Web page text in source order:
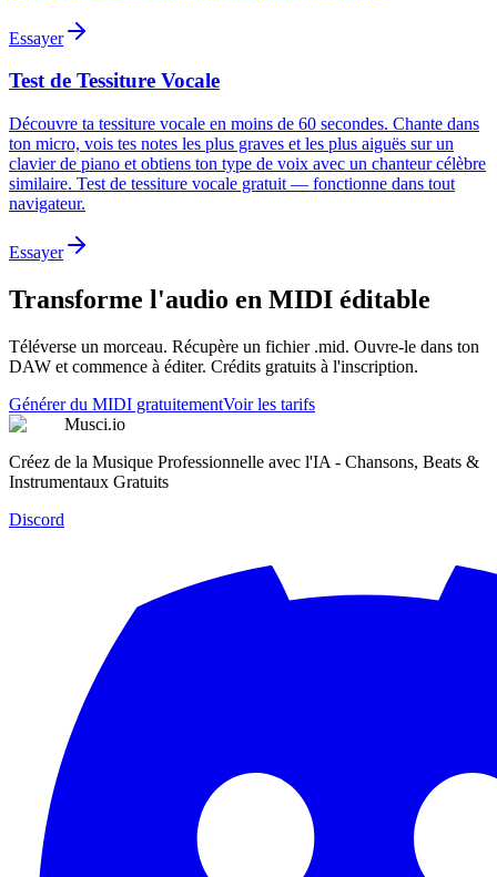
Essayer
Test de Tessiture Vocale
Découvre ta tessiture vocale en moins de 60 secondes. Chante dans
ton micro, vois tes notes les plus graves et les plus aiguës sur un
clavier de piano et obtiens ton type de voix avec un chanteur célèbre
similaire. Test de tessiture vocale gratuit — fonctionne dans tout
navigateur.
Essayer
Transforme l'audio en MIDI éditable
Téléverse un morceau. Récupère un fichier .mid. Ouvre-le dans ton
DAW et commence à éditer. Crédits gratuits à l'inscription.
Générer du MIDI gratuitementVoir les tarifs
Musci.io
Créez de la Musique Professionnelle avec l'IA - Chansons, Beats &
Instrumentaux Gratuits
Discord